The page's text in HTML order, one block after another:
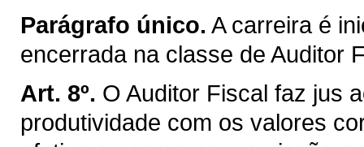
Parágrafo único. A carreira é
encerrada na classe de Auditor
Art. 8º. O Auditor Fiscal faz jus
produtividade com os valores